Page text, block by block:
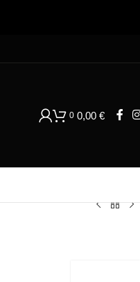
0 0,00 €